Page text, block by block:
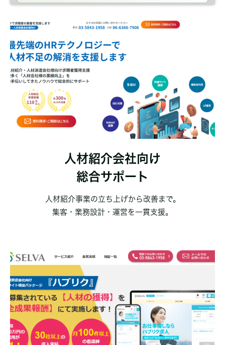
人材紹介会社向け
総合サポート
人材紹介事業の立ち上げから改善まで。
集客・業務設計・運営を一貫支援。